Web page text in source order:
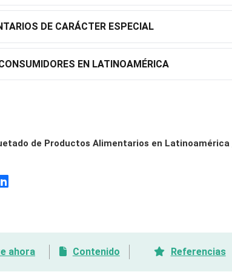
DE CARÁCTER ESPECIAL
EN LATINOAMÉRICA
de Productos Alimentarios en Latinoamérica
ahora Contenido Referencias